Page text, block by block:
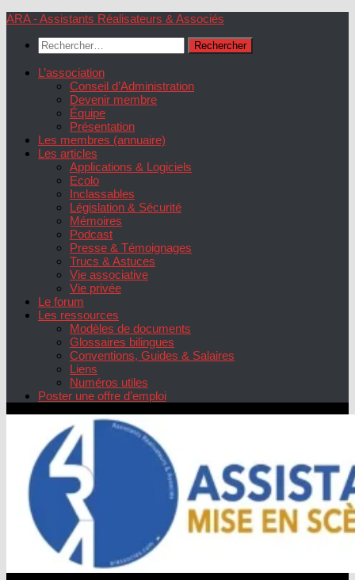
Skip
content
ARA - Assistants Réalisateurs & Associés
Rechercher :
L’association
Conseil d’Administration
Devenir membre
Équipe
Présentation
Les membres (annuaire)
Les articles
Applications & Logiciels
Ecolo
Inclassables
Législation & Sécurité
Mémoires
Podcast
Presse & Témoignages
Trucs & Astuces
Vie associative
Vie privée
Le forum
Les ressources
Modèles de documents
Glossaires bilingues
Conventions, Guides & Salaires
Liens
Numéros utiles
Poster une offre d’emploi